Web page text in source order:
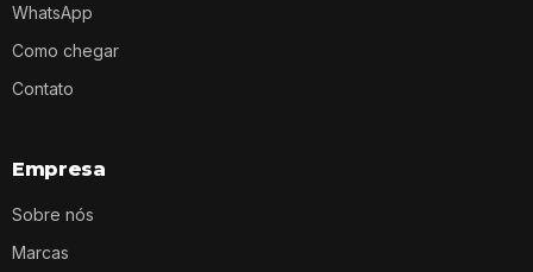
WhatsApp
Como chegar
Contato
Empresa
Sobre nós
Marcas